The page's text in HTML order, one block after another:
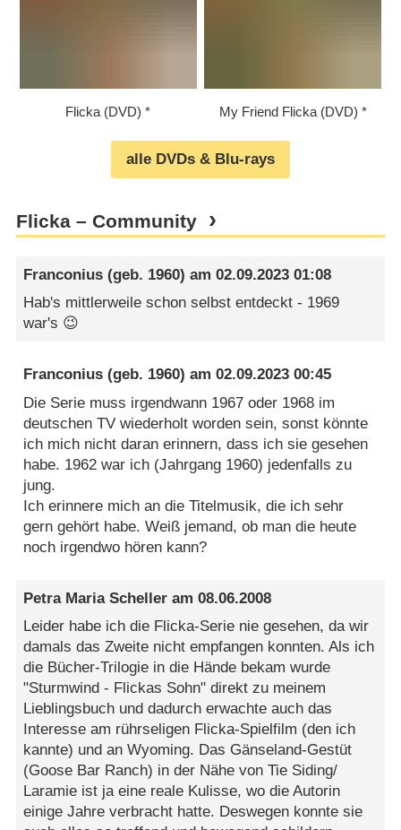
Flicka (DVD) My Friend Flicka (DVD)
alle DVDs & Blu-rays
Flicka – Community
Franconius (geb. 1960) am02.09.2023 01:08
Hab's mittlerweile schon selbst entdeckt - 1969
war's 😉
Franconius (geb. 1960) am02.09.2023 00:45
Die Serie muss irgendwann 1967 oder 1968 im
deutschen TV wiederholt worden sein, sonst könnte
ich mich nicht daran erinnern, dass ich sie gesehen
habe. 1962 war ich (Jahrgang 1960) jedenfalls zu
jung.
Ich erinnere mich an die Titelmusik, die ich sehr
gern gehört habe. Weiß jemand, ob man die heute
noch irgendwo hören kann?
Petra Maria Scheller am08.06.2008
Leider habe ich die Flicka-Serie nie gesehen, da wir
damals das Zweite nicht empfangen konnten. Als ich
die Bücher-Trilogie in die Hände bekam wurde
"Sturmwind - Flickas Sohn" direkt zu meinem
Lieblingsbuch und dadurch erwachte auch das
Interesse am rührseligen Flicka-Spielfilm (den ich
kannte) und an Wyoming. Das Gänseland-Gestüt
(Goose Bar Ranch) in der Nähe von Tie Siding/
Laramie ist ja eine reale Kulisse, wo die Autorin
einige Jahre verbracht hatte. Deswegen konnte sie